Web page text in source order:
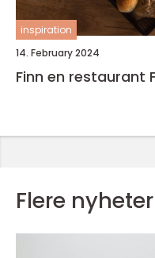
inspiration
14. February 2024
Finn en restaurant
Flere nyheter